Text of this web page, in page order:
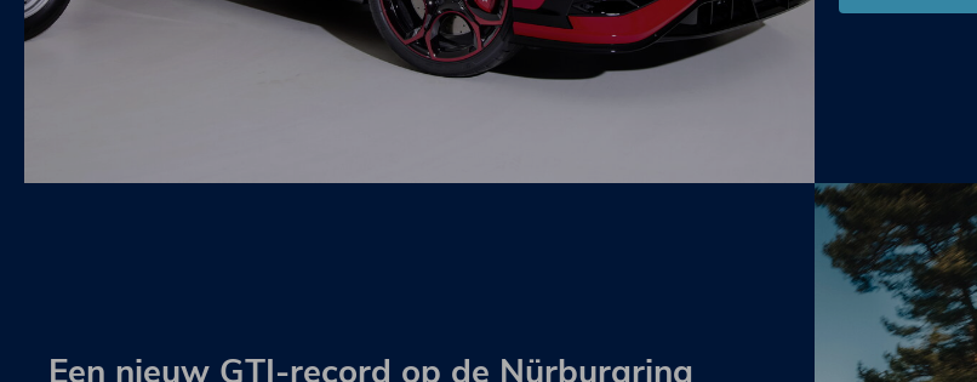
Een nieuw GTI-record op de Nürburgring